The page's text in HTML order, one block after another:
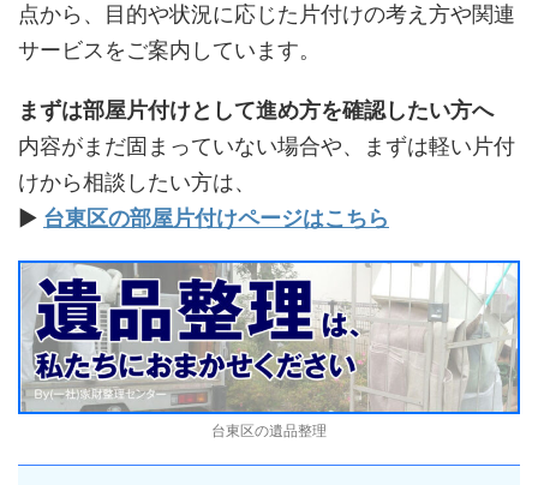
点から、目的や状況に応じた片付けの考え方や関連
サービスをご案内しています。
まずは部屋片付けとして進め方を確認したい方へ
内容がまだ固まっていない場合や、まずは軽い片付
けから相談したい方は、
▶ 台東区の部屋片付けページはこちら
台東区の遺品整理